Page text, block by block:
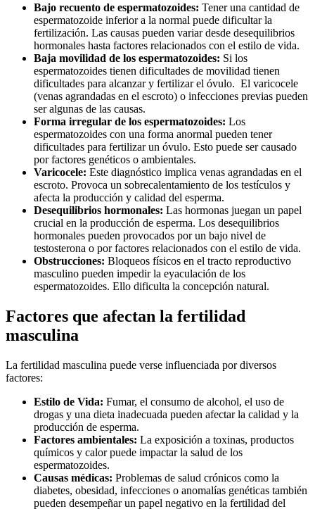
Bajo recuento de espermatozoides: Tener una cantidad de
espermatozoide inferior a la normal puede dificultar la
fertilización. Las causas pueden variar desde desequilibrios
hormonales hasta factores relacionados con el estilo de vida.
Baja movilidad de los espermatozoides: Si los
espermatozoides tienen dificultades de movilidad tienen
dificultades para alcanzar y fertilizar el óvulo. El varicocele
(venas agrandadas en el escroto) o infecciones previas pueden
ser algunas de las causas.
Forma irregular de los espermatozoides: Los
espermatozoides con una forma anormal pueden tener
dificultades para fertilizar un óvulo. Esto puede ser causado
por factores genéticos o ambientales.
Varicocele: Este diagnóstico implica venas agrandadas en el
escroto. Provoca un sobrecalentamiento de los testículos y
afecta la producción y calidad del esperma.
Desequilibrios hormonales: Las hormonas juegan un papel
crucial en la producción de esperma. Los desequilibrios
hormonales pueden provocados por un bajo nivel de
testosterona o por factores relacionados con el estilo de vida.
Obstrucciones: Bloqueos físicos en el tracto reproductivo
masculino pueden impedir la eyaculación de los
espermatozoides. Ello dificulta la concepción natural.
Factores que afectan la fertilidad
masculina
La fertilidad masculina puede verse influenciada por diversos
factores:
Estilo de Vida: Fumar, el consumo de alcohol, el uso de
drogas y una dieta inadecuada pueden afectar la calidad y la
producción de esperma.
Factores ambientales: La exposición a toxinas, productos
químicos y calor puede impactar la salud de los
espermatozoides.
Causas médicas: Problemas de salud crónicos como la
diabetes, obesidad, infecciones o anomalías genéticas también
pueden desempeñar un papel negativo en la fertilidad del